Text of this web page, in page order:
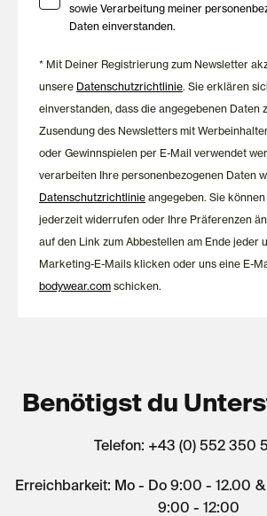
sowie Verarbeitung meiner
Daten einverstanden.
* Mit Deiner Registrierung zum Newsletter
unsere Datenschutzrichtlinie. Sie erklären
einverstanden, dass die angegebenen Daten
Zusendung des Newsletters mit
oder Gewinnspielen per E-Mail verwendet
verarbeiten Ihre personenbezogenen Daten
Datenschutzrichtlinie angegeben. Sie
jederzeit widerrufen oder Ihre Präferenzen
auf den Link zum Abbestellen am Ende jeder
Marketing-E-Mails klicken oder uns eine E-
bodywear.com schicken.
Benötigst du
Telefon: +43 (0) 552 350
Erreichbarkeit: Mo - Do 9:00 - 12.00
9:00 - 12:00